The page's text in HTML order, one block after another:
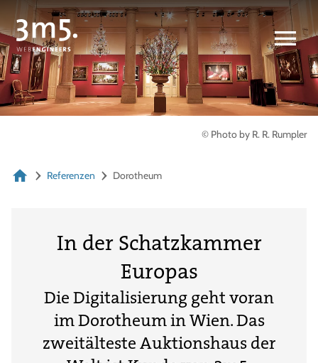
© Photo by R. R. Rumpler
Referenzen Dorotheum
In der Schatzkammer
Europas
Die Digitalisierung geht voran
im Dorotheum in Wien. Das
zweitälteste Auktionshaus der